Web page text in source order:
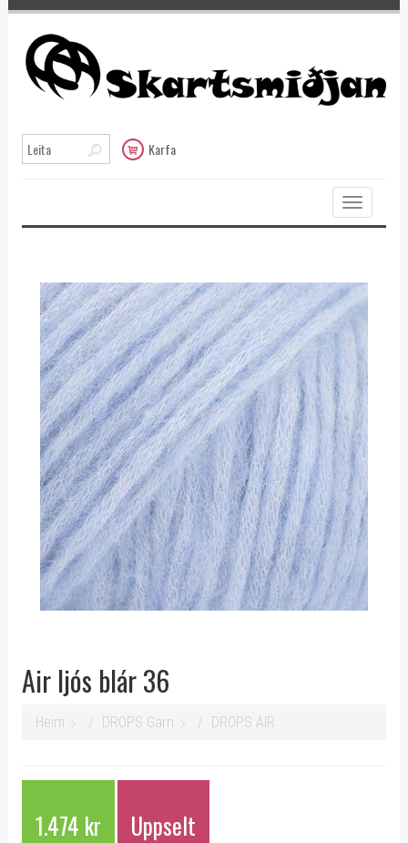
Karfa
Toggle
navigation
Air ljós blár 36
Heim DROPS Garn DROPS AIR
1.474 kr Uppselt